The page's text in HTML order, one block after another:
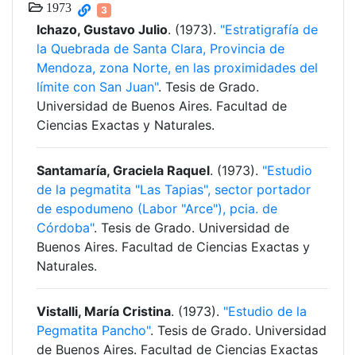
1973 3
Ichazo, Gustavo Julio. (1973). "Estratigrafía de
la Quebrada de Santa Clara, Provincia de
Mendoza, zona Norte, en las proximidades del
límite con San Juan". Tesis de Grado.
Universidad de Buenos Aires. Facultad de
Ciencias Exactas y Naturales.
Santamaría, Graciela Raquel. (1973). "Estudio
de la pegmatita "Las Tapias", sector portador
de espodumeno (Labor "Arce"), pcia. de
Córdoba". Tesis de Grado. Universidad de
Buenos Aires. Facultad de Ciencias Exactas y
Naturales.
Vistalli, María Cristina. (1973). "Estudio de la
Pegmatita Pancho". Tesis de Grado. Universidad
de Buenos Aires. Facultad de Ciencias Exactas